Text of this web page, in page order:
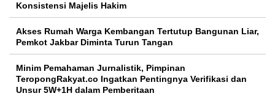
Konsistensi Majelis Hakim
Akses Rumah Warga Kembangan Tertutup Bangunan Liar,
Pemkot Jakbar Diminta Turun Tangan
Minim Pemahaman Jurnalistik, Pimpinan
TeropongRakyat.co Ingatkan Pentingnya Verifikasi dan
Unsur 5W+1H dalam Pemberitaan